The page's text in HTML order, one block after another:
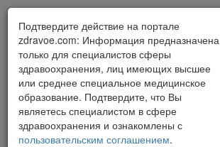
Подтвердите действие на портале
zdravoe.com: Информация предназначена
только для специалистов сферы
здравоохранения, лиц имеющих высшее
или среднее специальное медицинское
образование. Подтвердите, что Вы
являетесь специалистом в сфере
здравоохранения и ознакомлены с
пользовательским соглашением.